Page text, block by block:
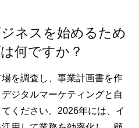
ネスを始めるため
何ですか？
を調査し、事業計画書を作
ジタルマーケティングと自
ください。2026年には、イ